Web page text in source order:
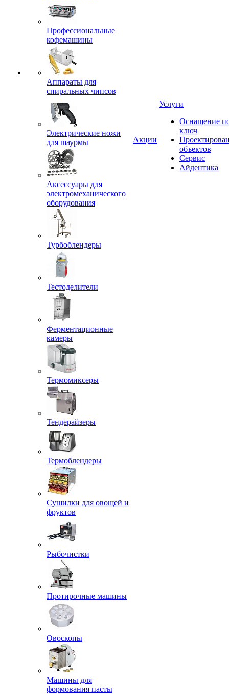
Профессиональные
кофемашины
Аппараты для
спиральных чипсов
Электрические ножи
для шаурмы
Аксессуары для
электромеханического
оборудования
Турбоблендеры
Тестоделители
Ферментационные
камеры
Термомиксеры
Тендерайзеры
Термоблендеры
Сушилки для овощей и
фруктов
Рыбочистки
Протирочные машины
Овоскопы
Машины для
формования пасты
Акции
Услуги
Оснащение
ключ
объектов
Сервис
Айдентика